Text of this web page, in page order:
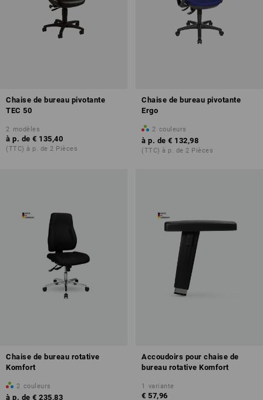
Chaise de bureau pivotante
TEC 50
2 modèles
à p. de € 135,40
(TTC) à p. de 2 Pièces
Chaise de bureau pivotante
Ergo
2 couleurs
à p. de € 132,98
(TTC) à p. de 2 Pièces
Chaise de bureau rotative
Komfort
2 couleurs
à p. de € 235,83
Accoudoirs pour chaise de
bureau rotative Komfort
1 variante
€ 57,96